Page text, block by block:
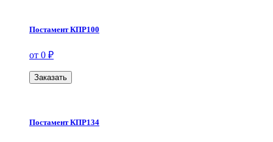
Постамент КПР100
от 0 ₽
Заказать
Постамент КПР134